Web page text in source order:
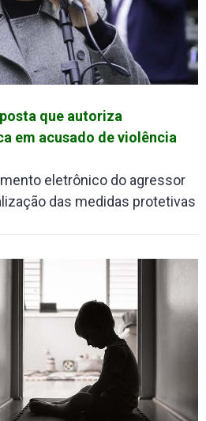
que autoriza
em acusado de violência
eletrônico do agressor
das medidas protetivas